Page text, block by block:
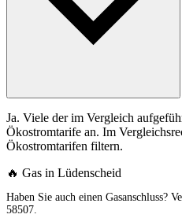
Ja. Viele der im Vergleich
Ökostromtarife an. Im
Ökostromtarifen filtern.
🔥 Gas in Lüdenscheid
Haben Sie auch einen Gasanschluss?
58507.